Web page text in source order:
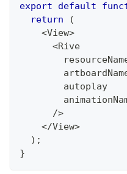
export default
return
(
<View>
<Rive
        autoplay
/>
</View>
) ;
}